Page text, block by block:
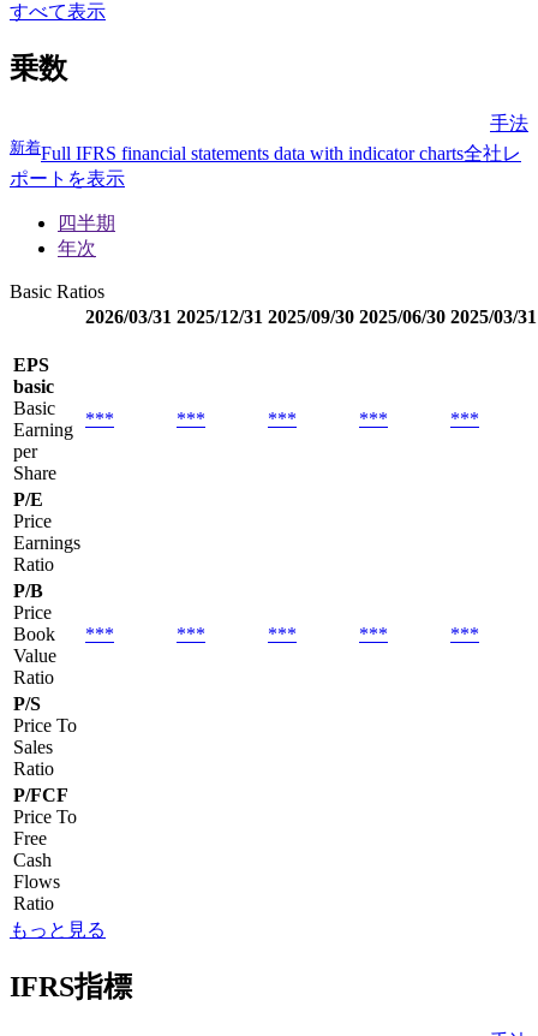
すべて表示
乗数
手法
新着Full IFRS financial statements data with indicator charts全社レ
ポートを表示
四半期
年次
Basic Ratios
2026/03/31 2025/12/31 2025/09/30 2025/06/30 2025/03/31
EPS
basic
Basic
Earning
per
Share
*** *** *** *** ***
P/E
Price
Earnings
Ratio
P/B
Price
Book
Value
Ratio
*** *** *** *** ***
P/S
Price To
Sales
Ratio
P/FCF
Price To
Free
Cash
Flows
Ratio
もっと見る
IFRS指標